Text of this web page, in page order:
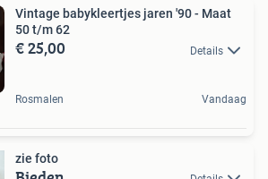
Vintage babykleertjes jaren '90 - Maat
50 t/m 62
€ 25,00 Details
Rosmalen Vandaag
zie foto